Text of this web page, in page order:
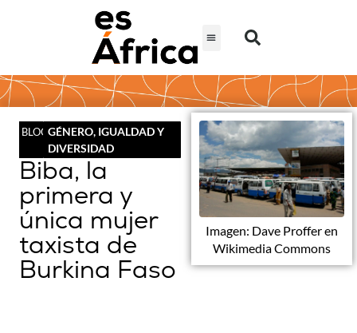
BLOGGÉNERO, IGUALDAD Y
DIVERSIDAD
Biba, la
primera y
única mujer
taxista de
Burkina Faso
Imagen: Dave Proffer en
Wikimedia Commons